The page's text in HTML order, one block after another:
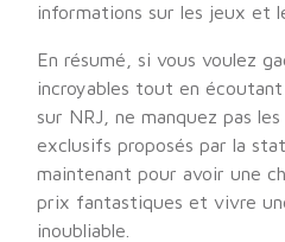
informations sur les jeux et
En résumé, si vous voulez
incroyables tout en
sur NRJ, ne manquez pas
exclusifs proposés par la
maintenant pour avoir une
prix fantastiques et vivre
inoubliable.